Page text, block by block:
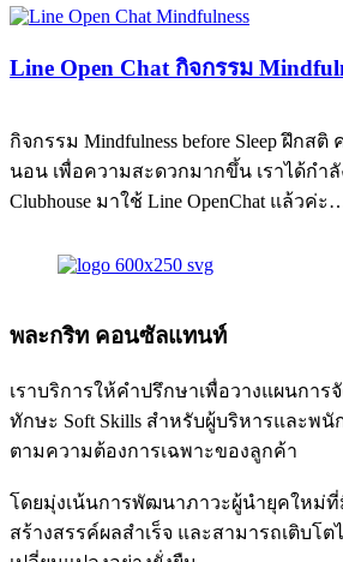
Line Open Chat กิจกรรม
กิจกรรม Mindfulness before Sleep ฝึกส
นอน เพื่อความสะดวกมากขึ้น เราได้กำลั
Clubhouse มาใช้ Line OpenChat แล้วค่ะ
พละกริท คอนซัลแทนท์
เราบริการให้คำปรึกษาเพื่อวางแผนกา
ทักษะ Soft Skills สำหรับผู้บริหารและพนั
ตามความต้องการเฉพาะของลูกค้า
โดยมุ่งเน้นการพัฒนาภาวะผู้นำยุคใหม่
สร้างสรรค์ผลสำเร็จ และสามารถเติบโ